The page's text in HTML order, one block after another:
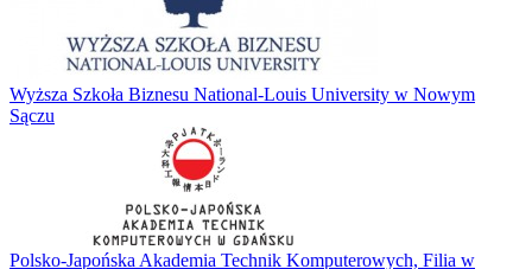
Wyższa Szkoła Biznesu National-Louis University w Nowym
Sączu
Polsko-Japońska Akademia Technik Komputerowych, Filia w